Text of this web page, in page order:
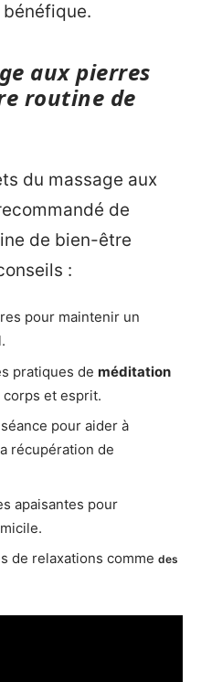
aux pierres
routine de
du massage aux
de
de bien-être
:
pour maintenir un
pratiques de méditation
corps et esprit.
pour aider à
récupération de
apaisantes pour
de relaxations comme des